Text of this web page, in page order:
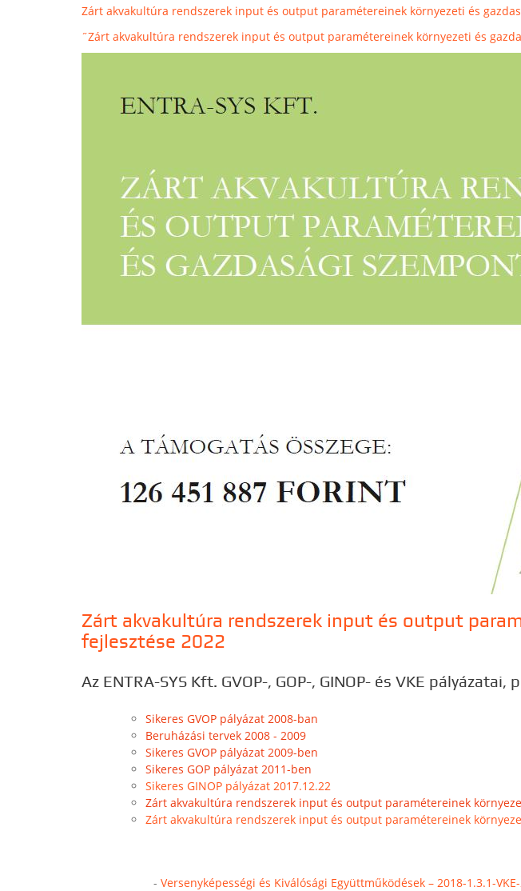
Zárt akvakultúra rendszerek input és output paramétereinek környezeti és
˝Zárt akvakultúra rendszerek input és output paramétereinek környezeti és
Zárt akvakultúra rendszerek input és output
fejlesztése 2022
Az ENTRA-SYS Kft. GVOP-, GOP-, GINOP- és VKE
Sikeres GVOP pályázat 2008-ban
Beruházási tervek 2008 - 2009
Sikeres GVOP pályázat 2009-ben
Sikeres GOP pályázat 2011-ben
Sikeres GINOP pályázat 2017.12.22
Zárt akvakultúra rendszerek input és output paramétereinek
Zárt akvakultúra rendszerek input és output paramétereinek
- Versenyképességi és Kiválósági Együttműködések – 2018-1.3.1-